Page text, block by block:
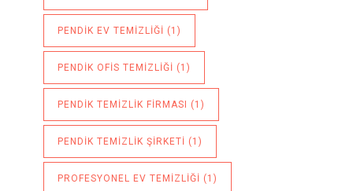
PENDIK EV TEMIZLIĞI (1)
PENDIK OFIS TEMIZLIĞI (1)
PENDIK TEMIZLIK FIRMASI (1)
PENDIK TEMIZLIK ŞIRKETI (1)
PROFESYONEL EV TEMIZLIĞI (1)